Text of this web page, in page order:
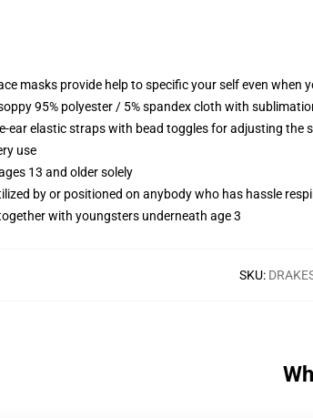
masks provide help to specific your self even when
95% polyester / 5% spandex cloth with
ear elastic straps with bead toggles for adjusting the
use
13 and older solely
by or positioned on anybody who has hassle
with youngsters underneath age 3
SKU: